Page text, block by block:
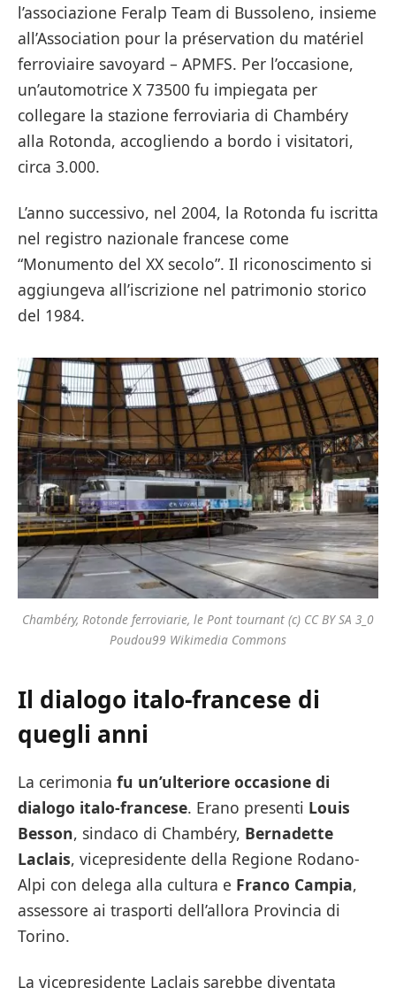
l’associazione Feralp Team di Bussoleno, insieme
all’Association pour la préservation du matériel
ferroviaire savoyard – APMFS. Per l’occasione,
un’automotrice X 73500 fu impiegata per
collegare la stazione ferroviaria di Chambéry
alla Rotonda, accogliendo a bordo i visitatori,
circa 3.000.
L’anno successivo, nel 2004, la Rotonda fu iscritta
nel registro nazionale francese come
“Monumento del XX secolo”. Il riconoscimento si
aggiungeva all’iscrizione nel patrimonio storico
del 1984.
Chambéry, Rotonde ferroviarie, le Pont tournant (c) CC BY SA 3_0
Poudou99 Wikimedia Commons
Il dialogo italo-francese di
quegli anni
La cerimonia fu un’ulteriore occasione di
dialogo italo-francese. Erano presenti Louis
Besson, sindaco di Chambéry, Bernadette
Laclais, vicepresidente della Regione Rodano-
Alpi con delega alla cultura e Franco Campia,
assessore ai trasporti dell’allora Provincia di
Torino.
La vicepresidente Laclais sarebbe diventata